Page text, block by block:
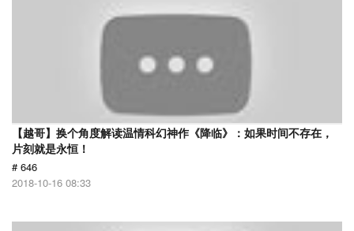
【越哥】换个角度解读温情科幻神作《降临》：如果时间不存在，
片刻就是永恒！
# 646
2018-10-16 08:33